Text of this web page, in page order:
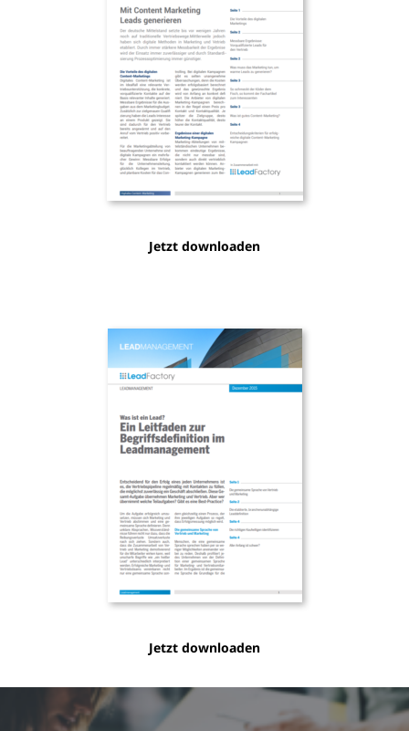
Jetzt downloaden
Jetzt downloaden